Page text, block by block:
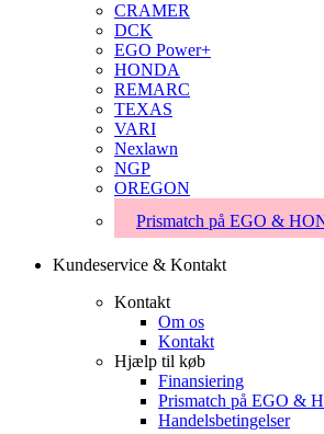
CRAMER
DCK
EGO Power+
HONDA
REMARC
TEXAS
VARI
Nexlawn
NGP
OREGON
Prismatch på EGO &
Kundeservice & Kontakt
Kontakt
Om os
Kontakt
Hjælp til køb
Finansiering
Prismatch på EGO &
Handelsbetingelser